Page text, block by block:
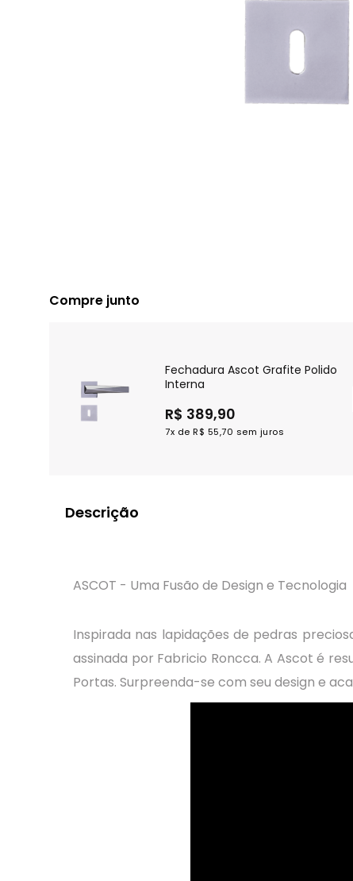
Compre junto
Fechadura Ascot Grafite Polido
Interna
R$ 389,90
7x deR$ 55,70 sem juros
Descrição
ASCOT - Uma Fusão de Design e Tecnologia
Inspirada nas lapidações de pedras
assinada por Fabricio Roncca. A Ascot é
Portas. Surpreenda-se com seu design e